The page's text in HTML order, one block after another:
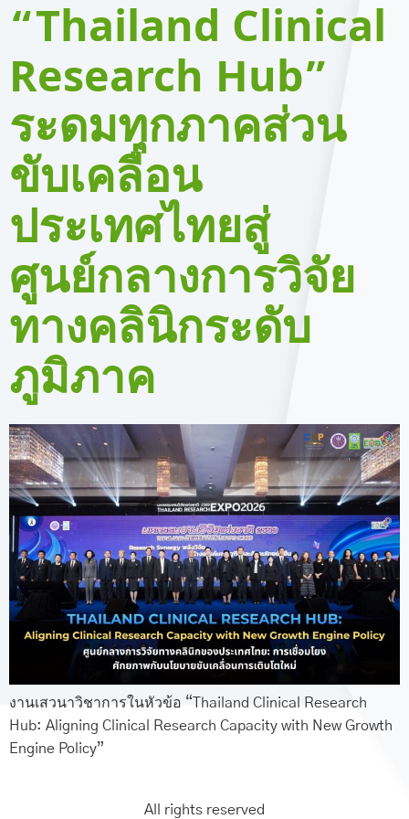
“Thailand Clinical
Research Hub”
ระดมทุกภาคส่วน
ขับเคลื่อน
ประเทศไทยสู่
ศูนย์กลางการวิจัย
ทางคลินิกระดับ
ภูมิภาค
งานเสวนาวิชาการในหัวข้อ “Thailand Clinical Research
Hub: Aligning Clinical Research Capacity with New Growth
Engine Policy”
All rights reserved